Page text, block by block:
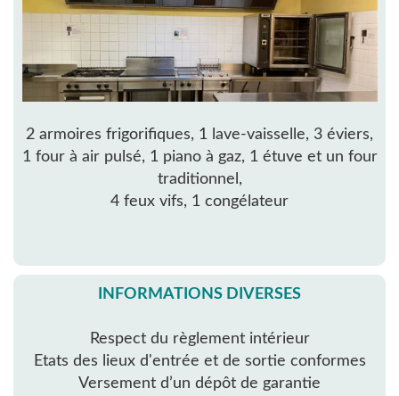
2 armoires frigorifiques, 1 lave-vaisselle, 3 éviers,
1 four à air pulsé, 1 piano à gaz, 1 étuve et un four
traditionnel,
4 feux vifs, 1 congélateur
INFORMATIONS DIVERSES
Respect du règlement intérieur
Etats des lieux d'entrée et de sortie conformes
Versement d’un dépôt de garantie